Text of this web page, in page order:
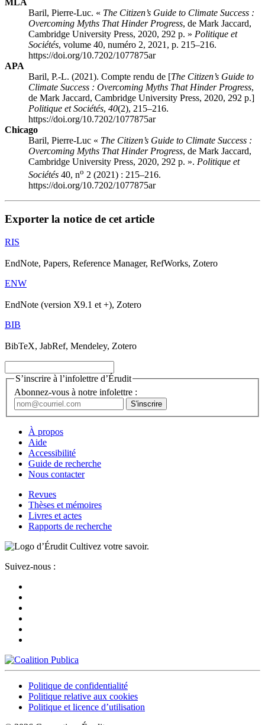
MLA
Baril, Pierre-Luc. « The Citizen’s Guide to Climate Success :
Overcoming Myths That Hinder Progress, de Mark Jaccard,
Cambridge University Press, 2020, 292 p. » Politique et
Sociétés, volume 40, numéro 2, 2021, p. 215–216.
https://doi.org/10.7202/1077875ar
APA
Baril, P.-L. (2021). Compte rendu de [The Citizen’s Guide to
Climate Success : Overcoming Myths That Hinder Progress,
de Mark Jaccard, Cambridge University Press, 2020, 292 p.]
Politique et Sociétés, 40(2), 215–216.
https://doi.org/10.7202/1077875ar
Chicago
Baril, Pierre-Luc « The Citizen’s Guide to Climate Success :
Overcoming Myths That Hinder Progress, de Mark Jaccard,
Cambridge University Press, 2020, 292 p. ». Politique et
Sociétés 40, no 2 (2021) : 215–216.
https://doi.org/10.7202/1077875ar
Exporter la notice de cet article
RIS
EndNote, Papers, Reference Manager, RefWorks, Zotero
ENW
EndNote (version X9.1 et +), Zotero
BIB
BibTeX, JabRef, Mendeley, Zotero
S’inscrire à l’infolettre d’Érudit
Abonnez-vous à notre infolettre :
À propos
Aide
Accessibilité
Guide de recherche
Nous contacter
Revues
Thèses et mémoires
Livres et actes
Rapports de recherche
Cultivez votre savoir.
Suivez-nous :
Politique de confidentialité
Politique relative aux cookies
Politique et licence d’utilisation